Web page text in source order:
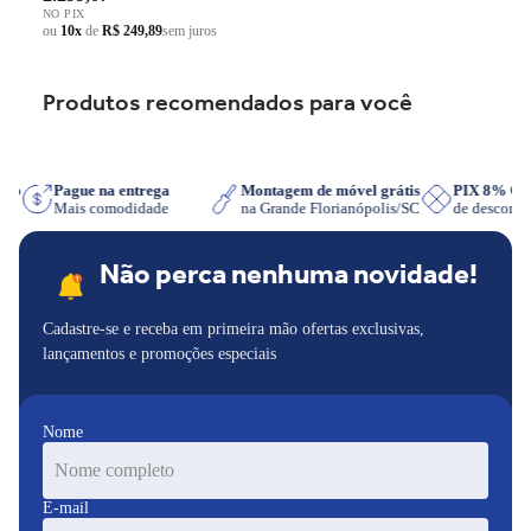
NO PIX
ou 10x de R$ 249,89sem juros
Produtos recomendados para você
Pague na entrega
Mais comodidade
Montagem de móvel grátis
na Grande Florianópolis/SC
PIX 8%
de
Não perca nenhuma novidade!
Cadastre-se e receba em primeira mão ofertas exclusivas,
lançamentos e promoções especiais
Nome
E-mail